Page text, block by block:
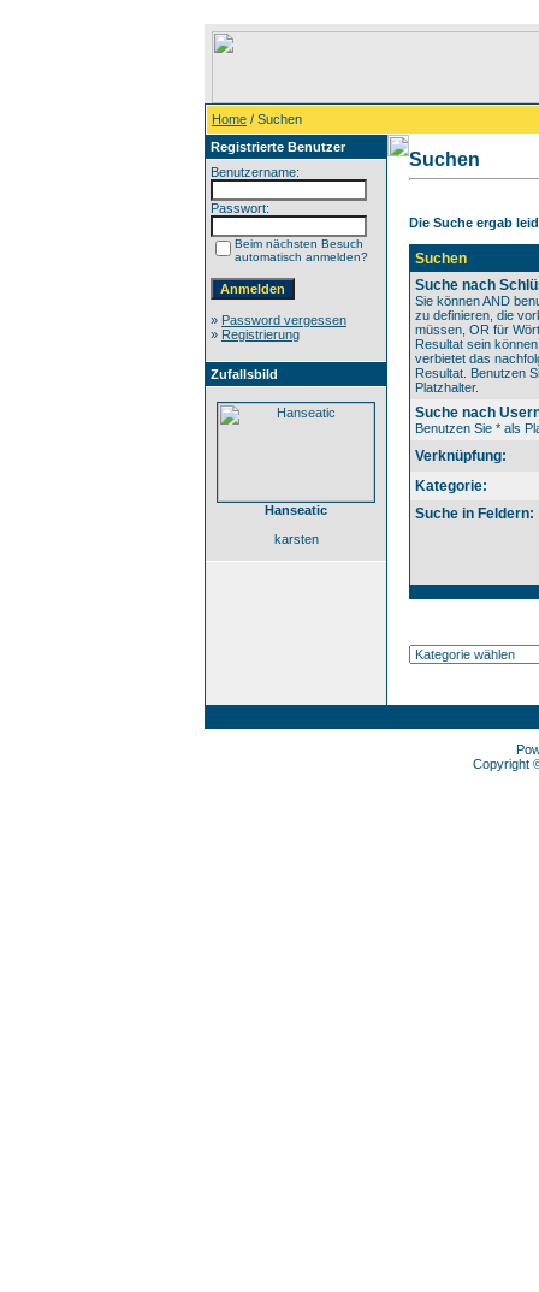
Home / Suchen
Registrierte Benutzer
Benutzername:
Passwort:
Beim nächsten Besuch
automatisch anmelden?
» Password vergessen
» Registrierung
Zufallsbild
Hanseatic
karsten
Suchen
Die Suche ergab
Suchen
Suche nach
Sie können AND
zu definieren, die
müssen, OR für
Resultat sein
verbietet das
Resultat. Benutzen
Platzhalter.
Suche nach
Benutzen Sie * als
Verknüpfung:
Kategorie:
Suche in Feldern:
Copyright